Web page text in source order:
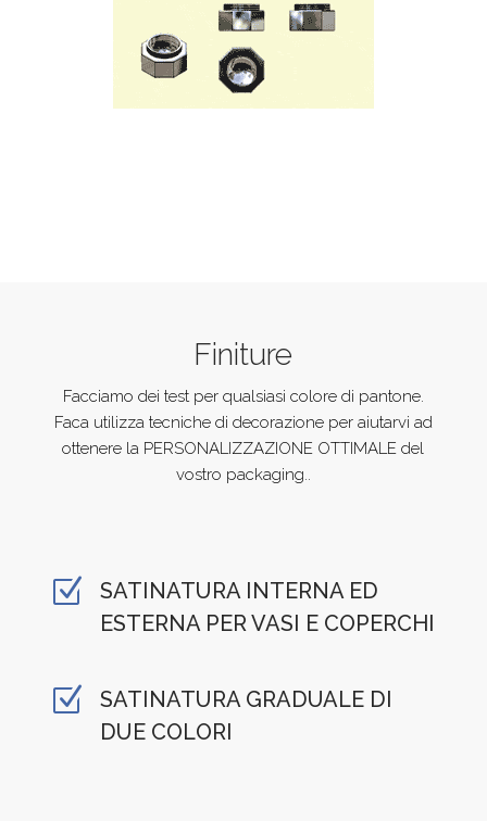
Finiture
Facciamo dei test per qualsiasi colore di pantone.
Faca utilizza tecniche di decorazione per aiutarvi ad
ottenere la PERSONALIZZAZIONE OTTIMALE del
vostro packaging..
Z
SATINATURA INTERNA ED
ESTERNA PER VASI E COPERCHI
Z
SATINATURA GRADUALE DI
DUE COLORI